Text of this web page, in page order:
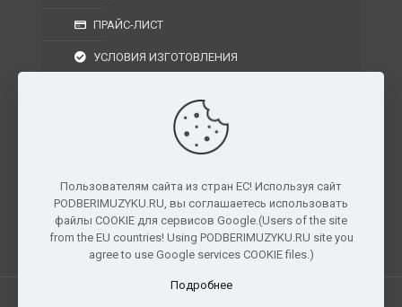
ПРАЙС-ЛИСТ
УСЛОВИЯ ИЗГОТОВЛЕНИЯ
УСЛОВИЯ ВОЗВРАТА
г. Москва, Московская область, Центральный
федеральный округ, РФ, Россия
Пользователям сайта из стран ЕС! Используя сайт
PODBERIMUZYKU.RU, вы соглашаетесь использовать
файлы COOKIE для сервисов Google.(Users of the site
from the EU countries! Using PODBERIMUZYKU.RU site you
agree to use Google services COOKIE files.)
Подробнее